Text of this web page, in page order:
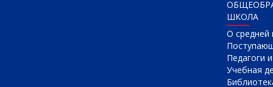
ШКОЛА
О cредней
Педагоги
Учебная